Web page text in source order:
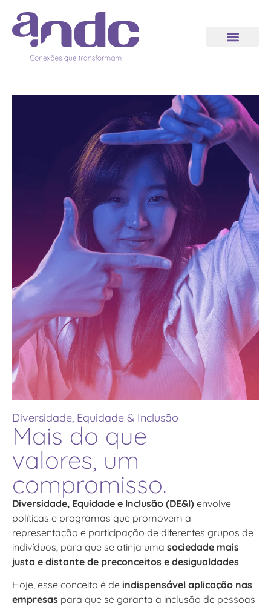
Diversidade, Equidade & Inclusão
Mais do que
valores, um
compromisso.
Diversidade, Equidade e Inclusão (DE&I) envolve
políticas e programas que promovem a
representação e participação de diferentes grupos de
indivíduos, para que se atinja uma sociedade mais
justa e distante de preconceitos e desigualdades.
Hoje, esse conceito é de indispensável aplicação nas
empresas para que se garanta a inclusão de pessoas